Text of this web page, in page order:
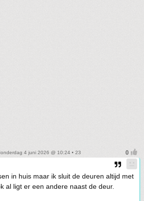
4 juni 2026 @ 10:24 • 23
in huis maar ik sluit de deuren altijd met
al ligt er een andere naast de deur.